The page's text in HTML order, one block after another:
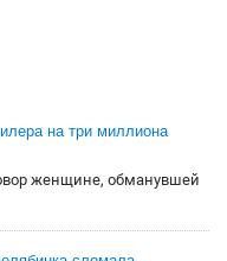
на три миллиона
женщине, обманувшей